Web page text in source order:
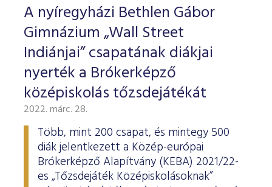
A nyíregyházi Bethlen Gábor
Gimnázium „Wall Street
Indiánjai” csapatának diákjai
nyerték a Brókerképző
középiskolás tőzsdejátékát
2022. márc. 28.
Több, mint 200 csapat, és mintegy 500
diák jelentkezett a Közép-európai
Brókerképző Alapítvány (KEBA) 2021/22-
es „Tőzsdejáték Középiskolásoknak”